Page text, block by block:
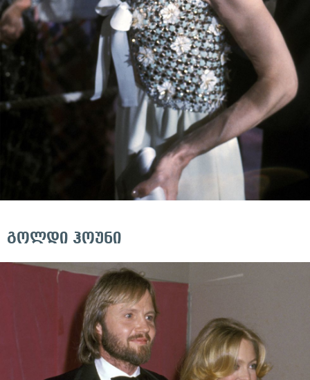
გოლდი ჰოუნი